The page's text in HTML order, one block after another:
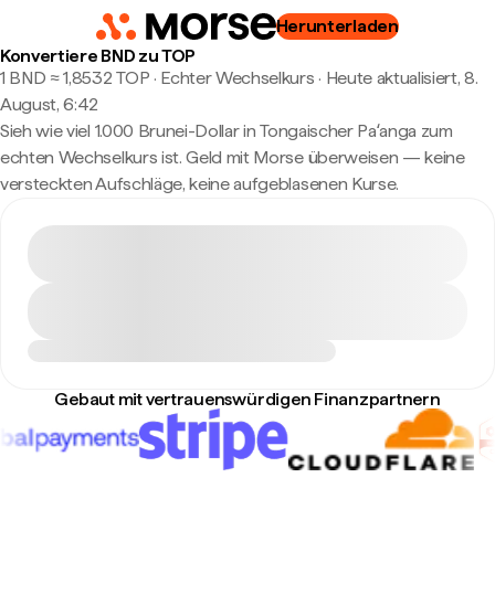
Herunterladen
Konvertiere BND zu TOP
1 BND ≈ 1,8532 TOP · Echter Wechselkurs · Heute aktualisiert, 8.
August, 6:42
Sieh wie viel 1.000 Brunei-Dollar in Tongaischer Paʻanga zum
echten Wechselkurs ist. Geld mit Morse überweisen — keine
versteckten Aufschläge, keine aufgeblasenen Kurse.
Gebaut mit vertrauenswürdigen Finanzpartnern